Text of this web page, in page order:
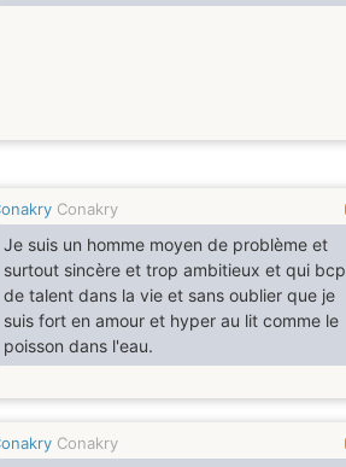
Conakry
Je suis un homme moyen de problème et
surtout sincère et trop ambitieux et qui bcp
de talent dans la vie et sans oublier que je
suis fort en amour et hyper au lit comme le
poisson dans l'eau.
Conakry